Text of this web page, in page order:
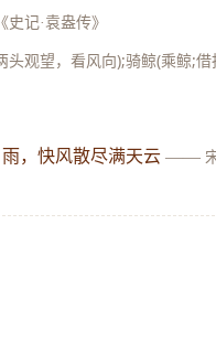
《史记·袁盎传》
头观望，看风向);骑鲸(乘鲸;
，快风散尽满天云 ——